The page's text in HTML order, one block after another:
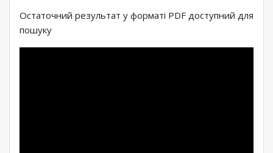
Остаточний результат у форматі PDF доступний для
пошуку